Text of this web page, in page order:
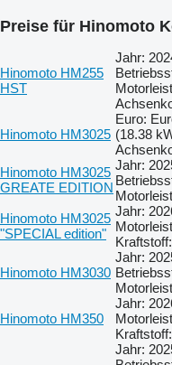
Preise für Hinomoto
Hinomoto HM255
HST
Jahr:
Hinomoto HM3025
Euro:
(18.38
Hinomoto HM3025
GREATE EDITION
Jahr:
Hinomoto HM3025
"SPECIAL edition"
Jahr:
Hinomoto HM3030
Jahr:
Hinomoto HM350
Jahr:
Jahr: